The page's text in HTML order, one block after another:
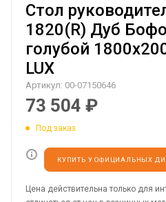
Стол
1820(R) Дуб
голубой
LUX
Артикул: 00-07150646
73 504 ₽
Под заказ
КУПИТЬ У ОФИЦИАЛЬНЫХ
Цена действительна только для